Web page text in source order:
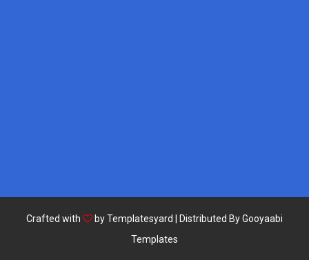
Crafted with byTemplatesyard | Distributed ByGooyaabi
Templates